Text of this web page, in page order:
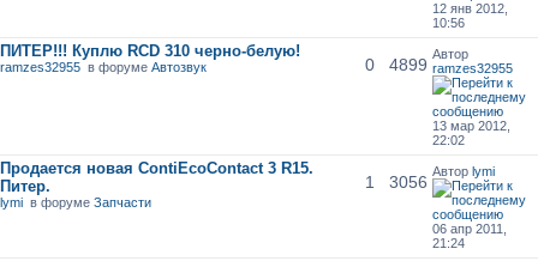
12 янв 2012,
10:56
ПИТЕР!!! Куплю RCD 310 черно-белую!
ramzes32955 в форумеАвтозвук 0 4899
Автор
ramzes32955
13 мар 2012,
22:02
Продается новая ContiEcoContact 3 R15.
Питер.
lymi в форумеЗапчасти
1 3056
Автор lymi
06 апр 2011,
21:24